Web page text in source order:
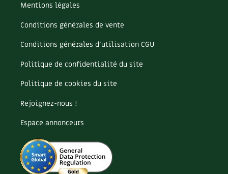
Poules
Prairie fleurie
Purin
Recette
Récup'
Réparation
Reproduction
Restauration
Rocaille
Ronce (ou mûre de jardin)
Roquette
Mentions légales
Conditions générales de vente
Conditions générales d’utilisation CGU
Politique de confidentialité du site
Politique de cookies du site
Rejoignez-nous !
Espace annonceurs